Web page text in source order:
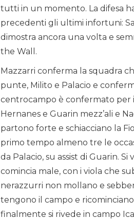
tutti in un momento. La difesa
precedenti gli ultimi infortuni:
dimostra ancora una volta e
the Wall.
Mazzarri conferma la squadra
punte, Milito e Palacio e
centrocampo è confermato per
Hernanes e Guarin mezz’ali e
partono forte e schiacciano la
primo tempo almeno tre le
da Palacio, su assist di Guarin.
comincia male, con i viola che
nerazzurri non mollano e
tengono il campo e
finalmente si rivede in campo